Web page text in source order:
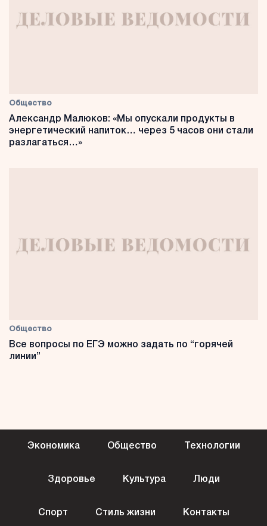
Общество
Александр Малюков: «Мы опускали продукты в
энергетический напиток… через 5 часов они стали
разлагаться…»
Общество
Все вопросы по ЕГЭ можно задать по “горячей
линии”
Экономика Общество Технологии
Здоровье Культура Люди
Спорт Стиль жизни Контакты